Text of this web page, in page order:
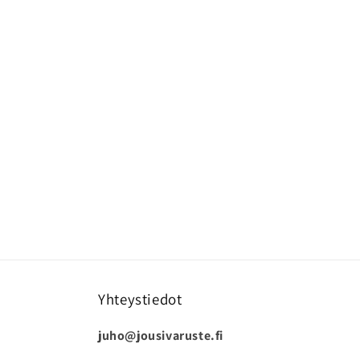
Yhteystiedot
juho@jousivaruste.fi